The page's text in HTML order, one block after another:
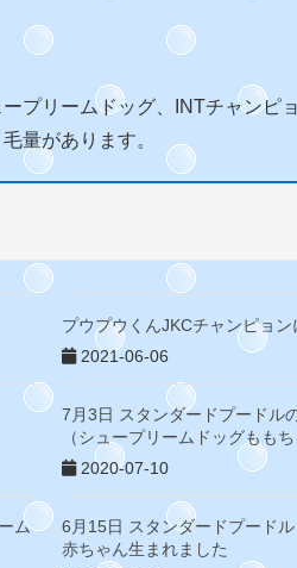
ープリームドッグ、INTチャンピ
量があります。
プウプウくんJKCチャンピョ
2021-06-06
7月3日 スタンダードプードル
（シュープリームドッグももち
2020-07-10
ム
6月15日 スタンダードプード
赤ちゃん生まれました